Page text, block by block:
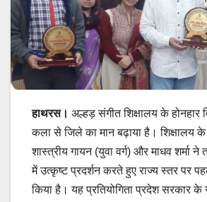
हाथरस। अल्हड़ संगीत शिक्षालय के होनहार
कला से जिले का मान बढ़ाया है। शिक्षालय के
शास्त्रीय गायन (युवा वर्ग) और माधव शर्मा ने
में उत्कृष्ट प्रदर्शन करते हुए राज्य स्तर पर
किया है। यह प्रतियोगिता प्रदेश सरकार